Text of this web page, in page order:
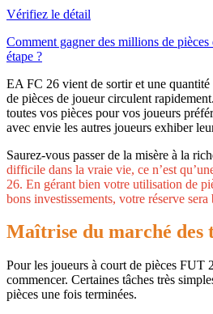
Vérifiez le détail
Comment gagner des millions de
étape ?
EA FC 26 vient de sortir et une quantité
de pièces de joueur circulent
toutes vos pièces pour vos joueurs
avec envie les autres joueurs exhiber
Saurez-vous passer de la misère à la
difficile dans la vraie vie, ce n’est
26. En gérant bien votre utilisation de
bons investissements, votre réserve
Maîtrise du marché des
Pour les joueurs à court de pièces FUT
commencer. Certaines tâches très
pièces une fois terminées.